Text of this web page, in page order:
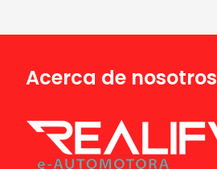
Acerca de nosotros